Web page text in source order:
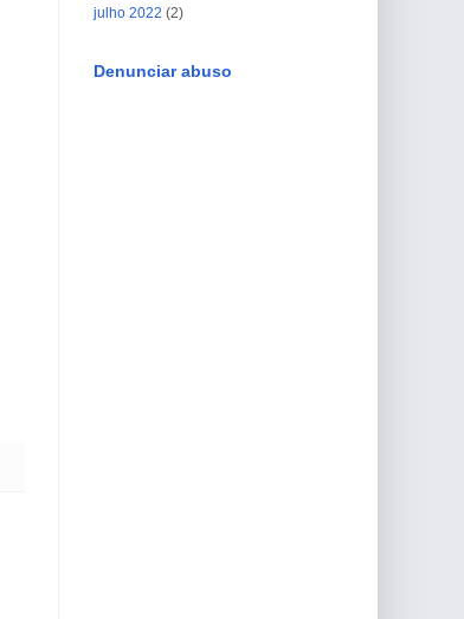
julho 2022 (2)
Denunciar abuso